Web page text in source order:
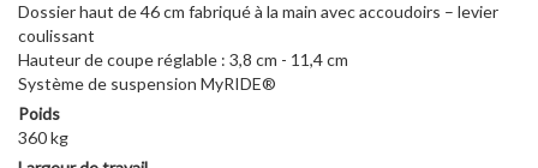
Dossier haut de 46 cm fabriqué à la main avec accoudoirs – levier
coulissant
Hauteur de coupe réglable : 3,8 cm - 11,4 cm
Système de suspension MyRIDE®
Poids
360 kg